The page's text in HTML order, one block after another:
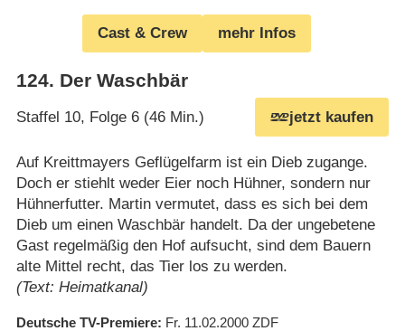
Cast & Crew mehr Infos
124. Der Waschbär
Staffel 10, Folge 6 (46 Min.) jetzt kaufen
Auf Kreittmayers Geflügelfarm ist ein Dieb zugange.
Doch er stiehlt weder Eier noch Hühner, sondern nur
Hühnerfutter. Martin vermutet, dass es sich bei dem
Dieb um einen Waschbär handelt. Da der ungebetene
Gast regelmäßig den Hof aufsucht, sind dem Bauern
alte Mittel recht, das Tier los zu werden.
(Text: Heimatkanal)
Deutsche TV-Premiere Fr. 11.02.2000 ZDF